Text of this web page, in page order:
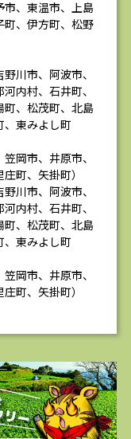
市、東温市、上島
町、伊方町、松野
川市、阿波市、
内村、石井町、
町、松茂町、北島
、東みよし町
岡市、井原市、
町、矢掛町）
川市、阿波市、
内村、石井町、
町、松茂町、北島
、東みよし町
岡市、井原市、
町、矢掛町）